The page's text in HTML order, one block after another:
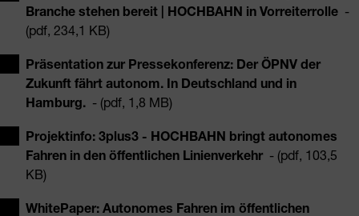
Branche stehen bereit | HOCHBAHN in Vorreiterrolle -
(pdf, 234,1 KB)
Präsentation zur Pressekonferenz: Der ÖPNV der
Zukunft fährt autonom. In Deutschland und in
Hamburg. - (pdf, 1,8 MB)
Projektinfo: 3plus3 - HOCHBAHN bringt autonomes
Fahren in den öffentlichen Linienverkehr - (pdf, 103,5
KB)
WhitePaper: Autonomes Fahren im öffentlichen